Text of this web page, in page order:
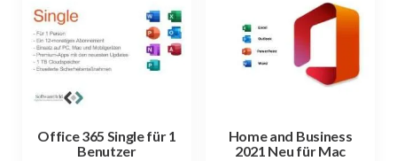
Office 365 Single für 1
Benutzer
Home and Business
2021 Neu für Mac